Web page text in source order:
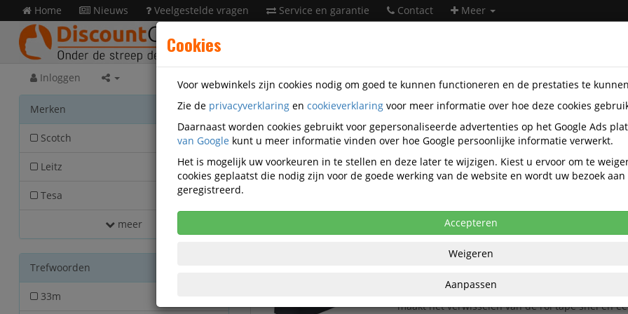
Home Nieuws Veelgestelde vragen Service en garantie Contact Meer
Inloggen
Merken
Scotch 22
Leitz 13
Tesa 7
meer
Trefwoorden
33m
Kantoorartikelen Kantoor-gebruiksartikelen Plakband dispenser
Plakband dispenser
Populariteit
Plakbandhouder Tesa Economy voor rollen tot
De tesa® Easy Cut Bureaudispenser Economy is
plakbandhouder voor thuis en op kantoor voor
plakband met een kern van 7,62 cm en alle
van 25 mm breed en 66 m lang. Een handig
maakt het verwisselen van de rol tape snel en
Cookies
Voor webwinkels zijn cookies nodig om goed te kunnen functioneren en de prestaties te
Zie de privacyverklaring en cookieverklaring voor meer informatie over hoe deze cookies
Daarnaast worden cookies gebruikt voor gepersonaliseerde advertenties op het Google Ads
van Google kunt u meer informatie vinden over hoe Google persoonlijke informatie verwerkt.
Het is mogelijk uw voorkeuren in te stellen en deze later te wijzigen. Kiest u ervoor om te
cookies geplaatst die nodig zijn voor de goede werking van de website en wordt uw bezoek
geregistreerd.
Accepteren
Weigeren
Aanpassen